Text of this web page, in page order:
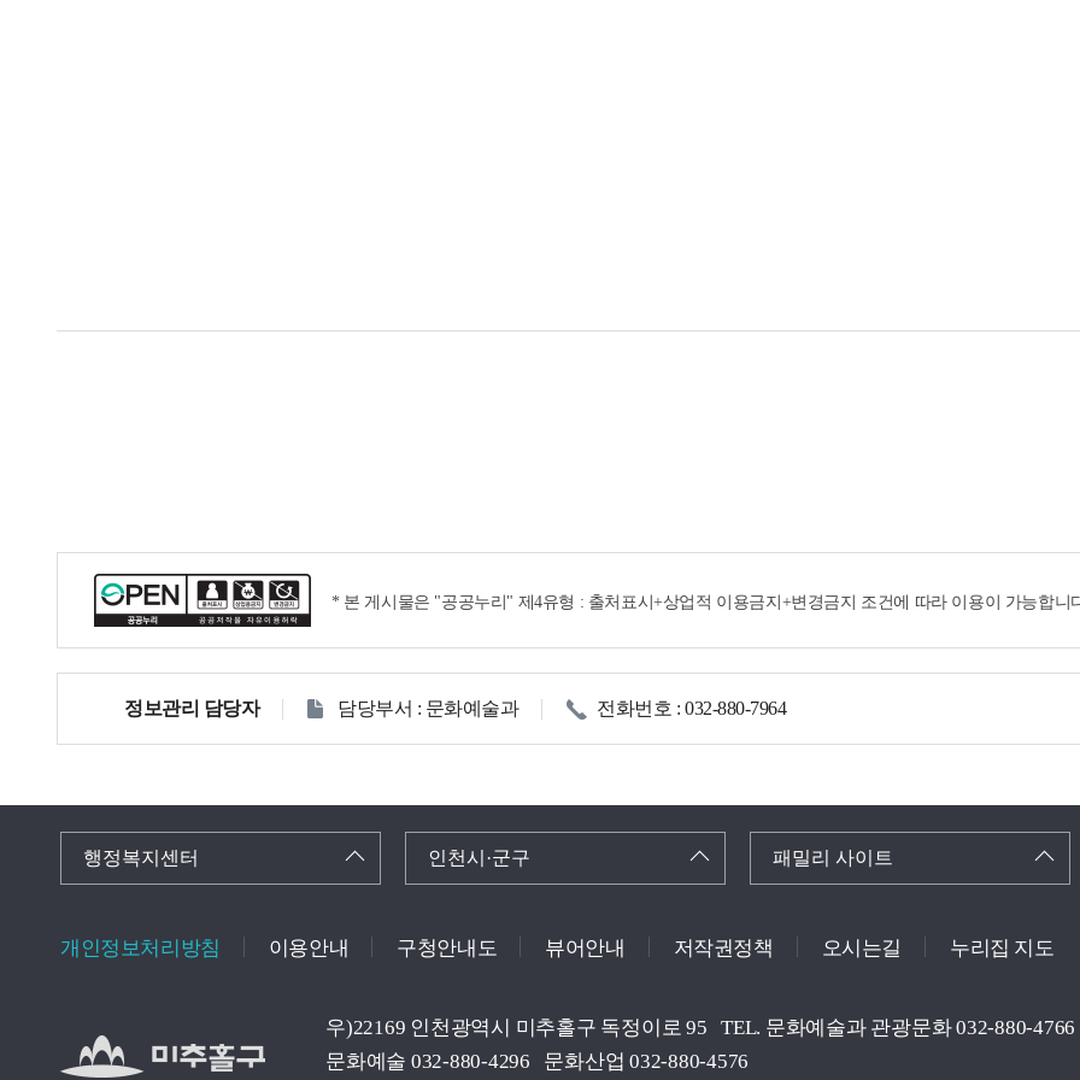
* 본 게시물은 "공공누리" 제4유형 : 출처표시+상업적 이용금지+변경금지 조건에 따라 이용이 가능합니
정보관리 담당자 담당부서 : 문화예술과 전화번호 : 032-880-7964
행정복지센터 인천시·군구 패밀리 사이트
개인정보처리방침 이용안내 구청안내도 뷰어안내 저작권정책 오시는길 누리집 지도
우)22169 인천광역시 미추홀구 독정이로 95
TEL. 문화예술과 관광문화 032-880-4766
문화예술 032-880-4296
문화산업 032-880-4576